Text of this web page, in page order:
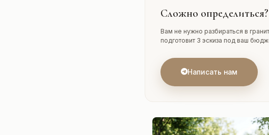
Сложно определиться?
Вам не нужно разбираться в
подготовит 3 эскиза под ваш
Написать нам